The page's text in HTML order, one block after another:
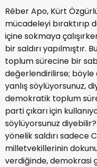
Rêber Apo, Kürt
mücadeleyi
içine sokmaya
bir saldırı yapılmıştır.
toplum sürecine bir
değerlendirilirse;
yanlış söylüyorsunuz,
demokratik toplum
parti çıkarı için
söylüyorsunuz
yönelik saldırı sadece
milletvekillerinin
verdiğinde, demokrasi